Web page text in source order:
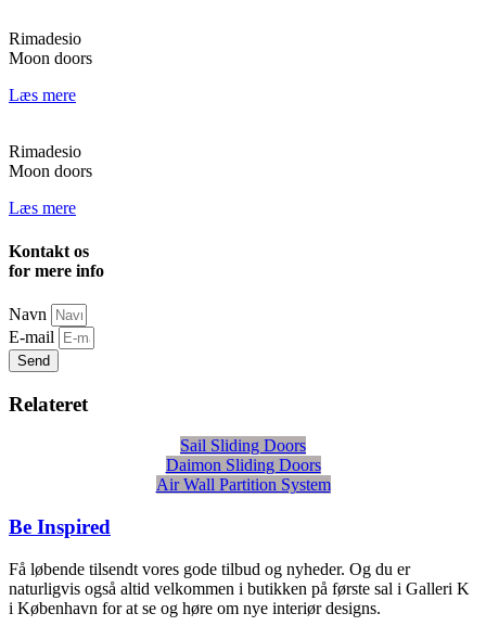
Rimadesio
Moon doors
Læs mere
Rimadesio
Moon doors
Læs mere
Kontakt os
for mere info
Navn
E-mail
Send
Relateret
Sail Sliding Doors
Daimon Sliding Doors
Air Wall Partition System
Be Inspired
Få løbende tilsendt vores gode tilbud og nyheder. Og du er
naturligvis også altid velkommen i butikken på første sal i Galleri K
i København for at se og høre om nye interiør designs.